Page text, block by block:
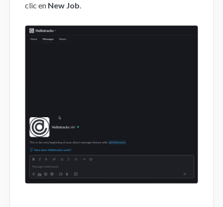
clic en New Job.